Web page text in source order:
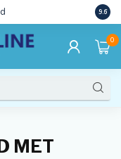
9.6
0
MET